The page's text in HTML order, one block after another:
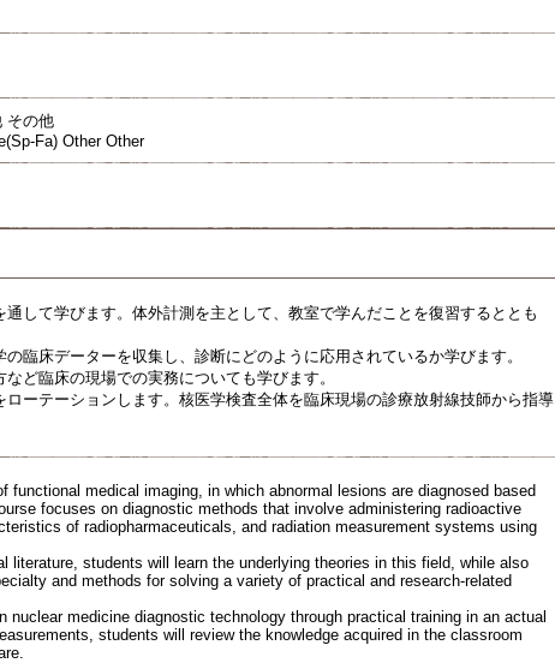
その他
Fa) Other Other
して学びます。体外計測を主として、教室で学んだことを復習するととも
臨床データーを収集し、診断にどのように応用されているか学びます。
ど臨床の現場での実務についても学びます。
ーテーションします。核医学検査全体を臨床現場の診療放射線技師から指導
medical imaging, in which abnormal lesions are diagnosed based
focuses on diagnostic methods that involve administering radioactive
of radiopharmaceuticals, and radiation measurement systems using
literature, students will learn the underlying theories in this field, while also
and methods for solving a variety of practical and research-related
medicine diagnostic technology through practical training in an actual
students will review the knowledge acquired in the classroom